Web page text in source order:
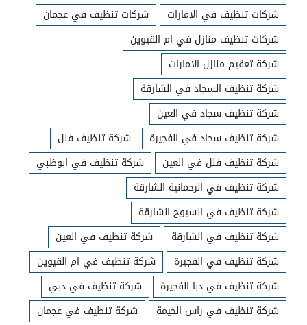
شركات تنظيف في الامارات
شركات تنظيف في عجمان
شركات تنظيف منازل في ام القيوين
شركة تعقيم منازل الامارات
شركة تنظيف السجاد في الشارقة
شركة تنظيف سجاد في العين
شركة تنظيف سجاد في الفجيرة
شركة تنظيف فلل
شركة تنظيف فلل في العين
شركة تنظيف في ابوظبي
شركة تنظيف في الرحمانية الشارقة
شركة تنظيف في السيوح الشارقة
شركة تنظيف في الشارقة
شركة تنظيف في العين
شركة تنظيف في الفجيرة
شركة تنظيف في ام القيوين
شركة تنظيف في دبا الفجيرة
شركة تنظيف في دبي
شركة تنظيف في راس الخيمة
شركة تنظيف في عجمان